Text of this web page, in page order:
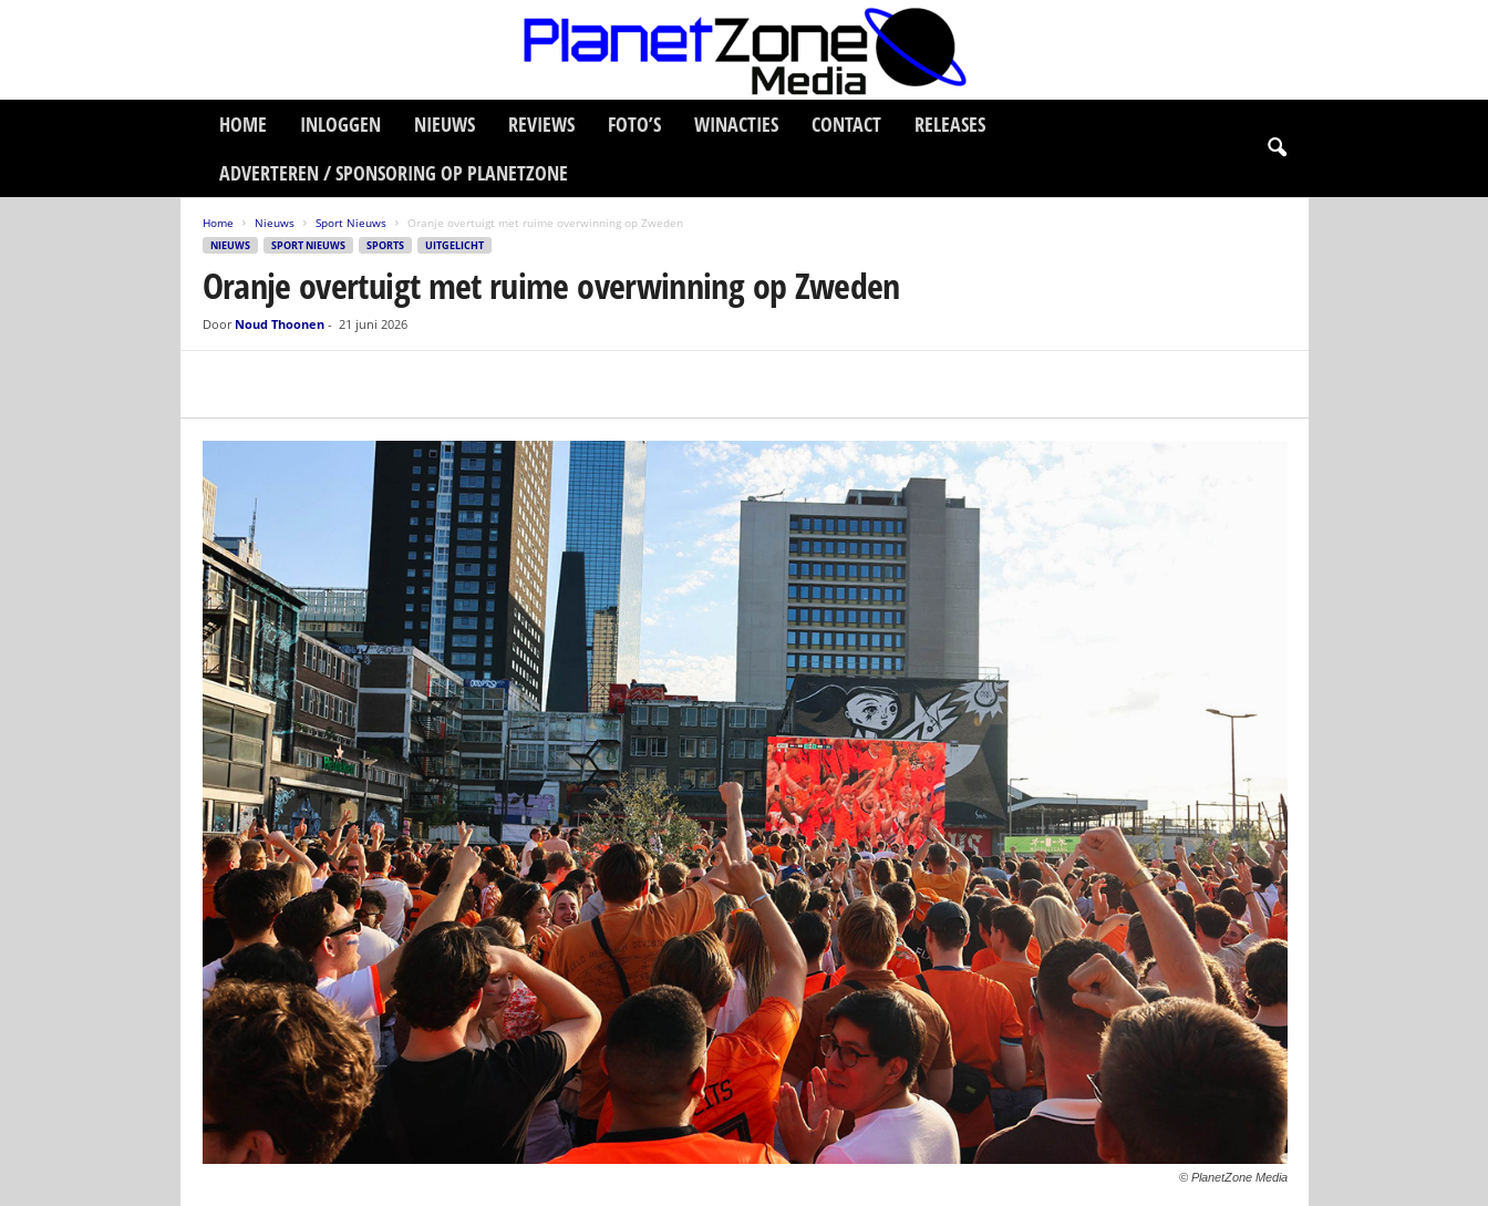
HOME INLOGGEN NIEUWS REVIEWS FOTO’S WINACTIES CONTACT
RELEASES
ADVERTEREN / SPONSORING OP PLANETZONE
Home Nieuws Sport Nieuws Oranje overtuigt met ruime overwinning op Zweden
NIEUWS SPORT NIEUWS SPORTS UITGELICHT
Oranje overtuigt met ruime overwinning op Zweden
Door Noud Thoonen- 21 juni 2026
© PlanetZone Media